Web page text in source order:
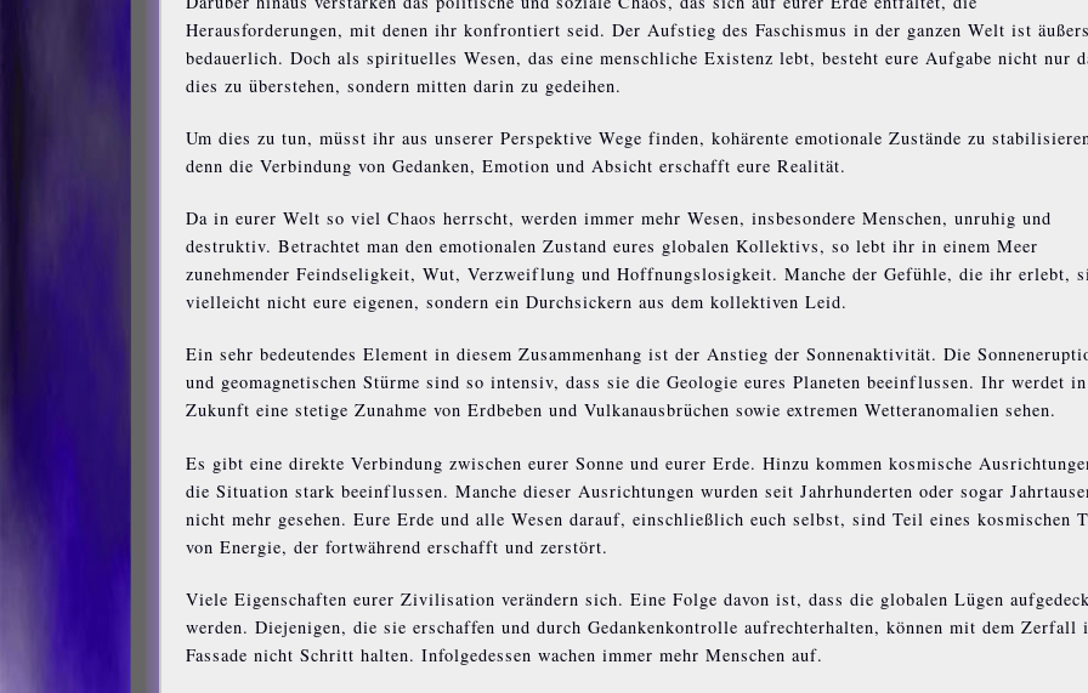
Herausforderungen, mit denen ihr konfrontiert seid. Der Aufstieg des Faschismus in der ganzen Welt ist
bedauerlich. Doch als spirituelles Wesen, das eine menschliche Existenz lebt, besteht eure Aufgabe nicht nur
dies zu überstehen, sondern mitten darin zu gedeihen.
Um dies zu tun, müsst ihr aus unserer Perspektive Wege finden, kohärente emotionale Zustände zu
denn die Verbindung von Gedanken, Emotion und Absicht erschafft eure Realität.
Da in eurer Welt so viel Chaos herrscht, werden immer mehr Wesen, insbesondere Menschen, unruhig und
destruktiv. Betrachtet man den emotionalen Zustand eures globalen Kollektivs, so lebt ihr in einem Meer
zunehmender Feindseligkeit, Wut, Verzweiflung und Hoffnungslosigkeit. Manche der Gefühle, die ihr erlebt,
vielleicht nicht eure eigenen, sondern ein Durchsickern aus dem kollektiven Leid.
Ein sehr bedeutendes Element in diesem Zusammenhang ist der Anstieg der Sonnenaktivität. Die
und geomagnetischen Stürme sind so intensiv, dass sie die Geologie eures Planeten beeinflussen. Ihr werdet
Zukunft eine stetige Zunahme von Erdbeben und Vulkanausbrüchen sowie extremen Wetteranomalien sehen.
Es gibt eine direkte Verbindung zwischen eurer Sonne und eurer Erde. Hinzu kommen kosmische
die Situation stark beeinflussen. Manche dieser Ausrichtungen wurden seit Jahrhunderten oder sogar
nicht mehr gesehen. Eure Erde und alle Wesen darauf, einschließlich euch selbst, sind Teil eines kosmischen
von Energie, der fortwährend erschafft und zerstört.
Viele Eigenschaften eurer Zivilisation verändern sich. Eine Folge davon ist, dass die globalen Lügen
werden. Diejenigen, die sie erschaffen und durch Gedankenkontrolle aufrechterhalten, können mit dem Zerfall
Fassade nicht Schritt halten. Infolgedessen wachen immer mehr Menschen auf.